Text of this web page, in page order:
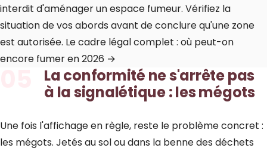
interdit d'aménager un espace fumeur. Vérifiez la
situation de vos abords avant de conclure qu'une zone
est autorisée. Le cadre légal complet : où peut-on
encore fumer en 2026 →
La conformité ne s'arrête pas
à la signalétique : les mégots
Une fois l'affichage en règle, reste le problème concret :
les mégots. Jetés au sol ou dans la benne des déchets